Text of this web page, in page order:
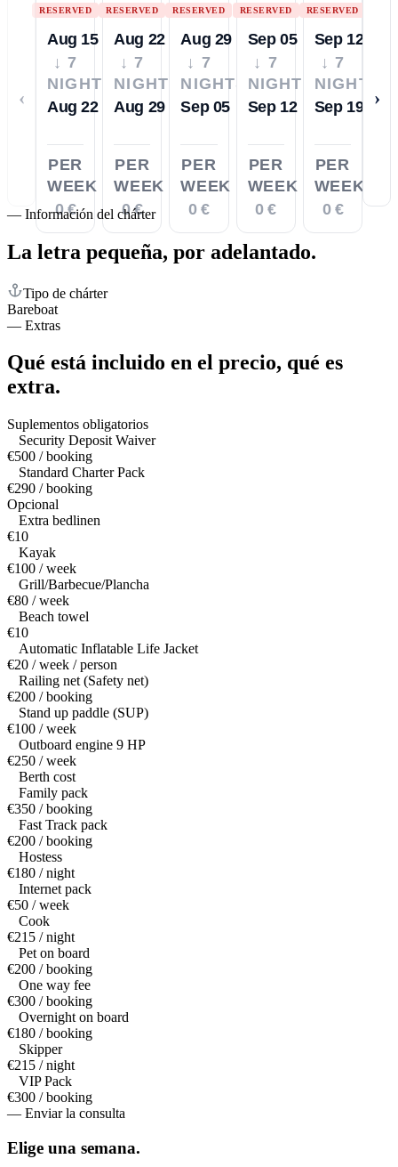
‹
RESERVED
Aug 15
↓ 7
NIGHTS
Aug 22
PER
WEEK
0 €
RESERVED
Aug 22
↓ 7
NIGHTS
Aug 29
PER
WEEK
0 €
RESERVED
Aug 29
↓ 7
NIGHTS
Sep 05
PER
WEEK
0 €
RESERVED
Sep 05
↓ 7
NIGHTS
Sep 12
PER
WEEK
0 €
RESERVED
Sep 12
↓ 7
NIGHTS
Sep 19
PER
WEEK
0 €
›
— Información del chárter
La letra pequeña, por adelantado.
Tipo de chárter
Bareboat
— Extras
Qué está incluido en el precio, qué es
extra.
Suplementos obligatorios
Security Deposit Waiver
€500 / booking
Standard Charter Pack
€290 / booking
Opcional
Extra bedlinen
€10
Kayak
€100 / week
Grill/Barbecue/Plancha
€80 / week
Beach towel
€10
Automatic Inflatable Life Jacket
€20 / week / person
Railing net (Safety net)
€200 / booking
Stand up paddle (SUP)
€100 / week
Outboard engine 9 HP
€250 / week
Berth cost
Family pack
€350 / booking
Fast Track pack
€200 / booking
Hostess
€180 / night
Internet pack
€50 / week
Cook
€215 / night
Pet on board
€200 / booking
One way fee
€300 / booking
Overnight on board
€180 / booking
Skipper
€215 / night
VIP Pack
€300 / booking
— Enviar la consulta
Elige una semana.